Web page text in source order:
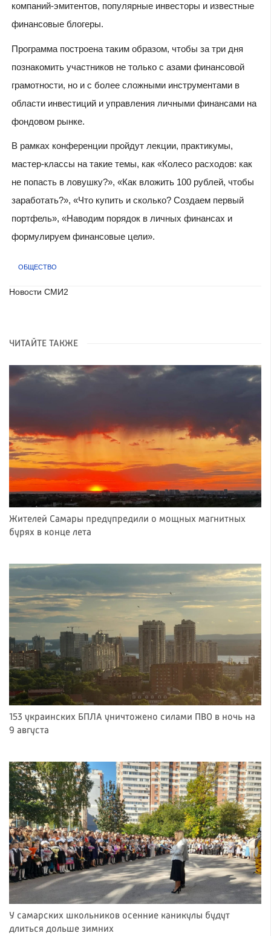
компаний-эмитентов, популярные инвесторы и известные
финансовые блогеры.
Программа построена таким образом, чтобы за три дня
познакомить участников не только с азами финансовой
грамотности, но и с более сложными инструментами в
области инвестиций и управления личными финансами на
фондовом рынке.
В рамках конференции пройдут лекции, практикумы,
мастер-классы на такие темы, как «Колесо расходов: как
не попасть в ловушку?», «Как вложить 100 рублей, чтобы
заработать?», «Что купить и сколько? Создаем первый
портфель», «Наводим порядок в личных финансах и
формулируем финансовые цели».
ОБЩЕСТВО
Новости СМИ2
ЧИТАЙТЕ ТАКЖЕ
Жителей Самары предупредили о мощных магнитных
бурях в конце лета
153 украинских БПЛА уничтожено силами ПВО в ночь на
9 августа
У самарских школьников осенние каникулы будут
длиться дольше зимних